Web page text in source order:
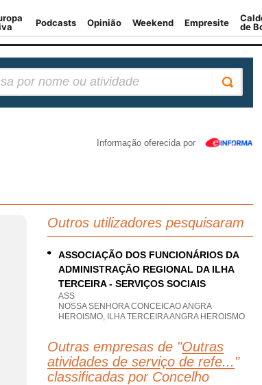
Informação oferecida por
Outros utilizadores pesquisaram
ASSOCIAÇÃO DOS FUNCIONÁRIOS DA
ADMINISTRAÇÃO REGIONAL DA ILHA
TERCEIRA - SERVIÇOS SOCIAIS
ASS
NOSSA SENHORA CONCEICAO ANGRA
HEROISMO, ILHA TERCEIRA ANGRA HEROISMO
Outras empresas de "Outras
atividades de serviço de refe... "
classificadas por Concelho